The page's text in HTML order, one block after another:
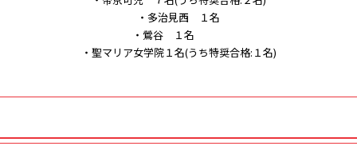
・多治見西 １名
・鶯谷 １名
・聖マリア女学院１名(うち特奨合格:１名)